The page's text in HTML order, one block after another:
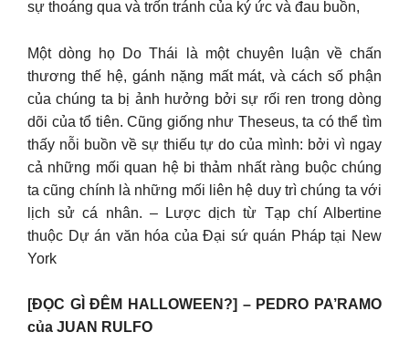
sự thoáng qua và trốn tránh của ký ức và đau buồn,
Một dòng họ Do Thái là một chuyên luận về chấn
thương thế hệ, gánh nặng mất mát, và cách số phận
của chúng ta bị ảnh hưởng bởi sự rối ren trong dòng
dõi của tổ tiên. Cũng giống như Theseus, ta có thể tìm
thấy nỗi buồn về sự thiếu tự do của mình: bởi vì ngay
cả những mối quan hệ bi thảm nhất ràng buộc chúng
ta cũng chính là những mối liên hệ duy trì chúng ta với
lịch sử cá nhân. – Lược dịch từ Tạp chí Albertine
thuộc Dự án văn hóa của Đại sứ quán Pháp tại New
York
[ĐỌC GÌ ĐÊM HALLOWEEN?] – PEDRO PA’RAMO
của JUAN RULFO